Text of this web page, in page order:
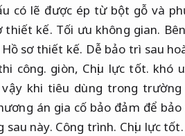
có lẽ được ép từ bột gỗ và
thiết kế. Tối ưu không gian.
Hồ sơ thiết kế. Dễ bảo trì sau
công. giòn, Chịu lực tốt. khó
khi tiêu dùng trong
án gia cố bảo đảm để
sau này. Công trình. Chịu lực tốt.